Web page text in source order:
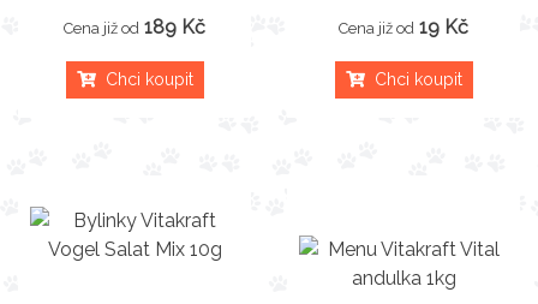
Cena již od 189 Kč
Chci koupit
Cena již od 19 Kč
Chci koupit